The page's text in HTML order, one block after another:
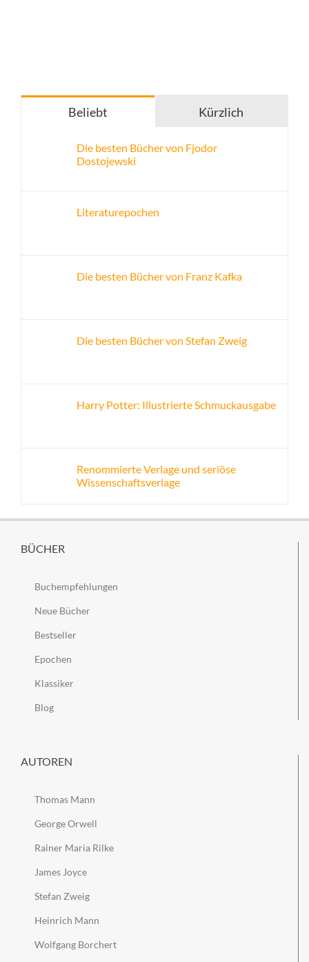
Beliebt Kürzlich
Die besten Bücher von Fjodor
Dostojewski
Literaturepochen
Die besten Bücher von Franz Kafka
Die besten Bücher von Stefan Zweig
Harry Potter: Illustrierte Schmuckausgabe
Renommierte Verlage und seriöse
Wissenschaftsverlage
BÜCHER
Buchempfehlungen
Neue Bücher
Bestseller
Epochen
Klassiker
Blog
AUTOREN
Thomas Mann
George Orwell
Rainer Maria Rilke
James Joyce
Stefan Zweig
Heinrich Mann
Wolfgang Borchert